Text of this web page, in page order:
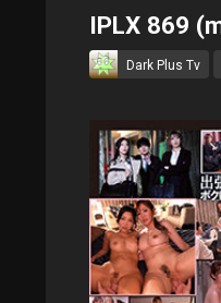
IPLX 869
Dark Plus Tv